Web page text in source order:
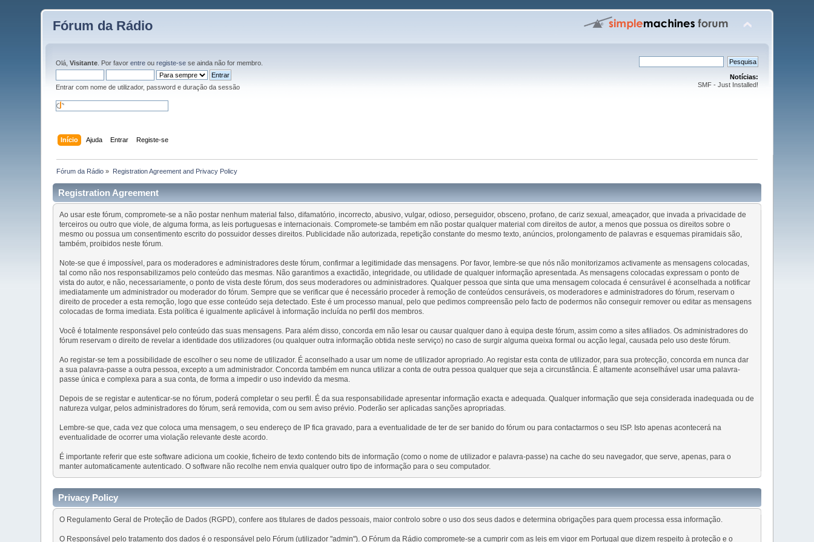
Fórum da Rádio
Olá,Visitante . Por favorentre ouregiste-se se ainda não for membro.
Entrar com nome de utilizador, password e duração da sessão
Notícias:
SMF - Just Installed!
Início Ajuda Entrar Registe-se
Fórum da Rádio » Registration Agreement and Privacy Policy
Registration Agreement
Ao usar este fórum, compromete-se a não postar nenhum material falso, difamatório, incorrecto, abusivo, vulgar, odioso, perseguidor, obsceno, profano, de cariz sexual, ameaçador, que invada a privacidade de
terceiros ou outro que viole, de alguma forma, as leis portuguesas e internacionais. Compromete-se também em não postar qualquer material com direitos de autor, a menos que possua os direitos sobre o
mesmo ou possua um consentimento escrito do possuidor desses direitos. Publicidade não autorizada, repetição constante do mesmo texto, anúncios, prolongamento de palavras e esquemas piramidais são,
também, proibidos neste fórum.
Note-se que é impossível, para os moderadores e administradores deste fórum, confirmar a legitimidade das mensagens. Por favor, lembre-se que nós não monitorizamos activamente as mensagens colocadas,
tal como não nos responsabilizamos pelo conteúdo das mesmas. Não garantimos a exactidão, integridade, ou utilidade de qualquer informação apresentada. As mensagens colocadas expressam o ponto de
vista do autor, e não, necessariamente, o ponto de vista deste fórum, dos seus moderadores ou administradores. Qualquer pessoa que sinta que uma mensagem colocada é censurável é aconselhada a notificar
imediatamente um administrador ou moderador do fórum. Sempre que se verificar que é necessário proceder à remoção de conteúdos censuráveis, os moderadores e administradores do fórum, reservam o
direito de proceder a esta remoção, logo que esse conteúdo seja detectado. Este é um processo manual, pelo que pedimos compreensão pelo facto de podermos não conseguir remover ou editar as mensagens
colocadas de forma imediata. Esta política é igualmente aplicável à informação incluída no perfil dos membros.
Você é totalmente responsável pelo conteúdo das suas mensagens. Para além disso, concorda em não lesar ou causar qualquer dano à equipa deste fórum, assim como a sites afiliados. Os administradores do
fórum reservam o direito de revelar a identidade dos utilizadores (ou qualquer outra informação obtida neste serviço) no caso de surgir alguma queixa formal ou acção legal, causada pelo uso deste fórum.
Ao registar-se tem a possibilidade de escolher o seu nome de utilizador. É aconselhado a usar um nome de utilizador apropriado. Ao registar esta conta de utilizador, para sua protecção, concorda em nunca dar
a sua palavra-passe a outra pessoa, excepto a um administrador. Concorda também em nunca utilizar a conta de outra pessoa qualquer que seja a circunstância. É altamente aconselhável usar uma palavra-
passe única e complexa para a sua conta, de forma a impedir o uso indevido da mesma.
Depois de se registar e autenticar-se no fórum, poderá completar o seu perfil. É da sua responsabilidade apresentar informação exacta e adequada. Qualquer informação que seja considerada inadequada ou de
natureza vulgar, pelos administradores do fórum, será removida, com ou sem aviso prévio. Poderão ser aplicadas sanções apropriadas.
Lembre-se que, cada vez que coloca uma mensagem, o seu endereço de IP fica gravado, para a eventualidade de ter de ser banido do fórum ou para contactarmos o seu ISP. Isto apenas acontecerá na
eventualidade de ocorrer uma violação relevante deste acordo.
É importante referir que este software adiciona um cookie, ficheiro de texto contendo bits de informação (como o nome de utilizador e palavra-passe) na cache do seu navegador, que serve, apenas, para o
manter automaticamente autenticado. O software não recolhe nem envia qualquer outro tipo de informação para o seu computador.
Privacy Policy
O Regulamento Geral de Proteção de Dados (RGPD), confere aos titulares de dados pessoais, maior controlo sobre o uso dos seus dados e determina obrigações para quem processa essa informação.
O Responsável pelo tratamento dos dados é o responsável pelo Fórum (utilizador "admin"). O Fórum da Rádio compromete-se a cumprir com as leis em vigor em Portugal que dizem respeito à proteção e o